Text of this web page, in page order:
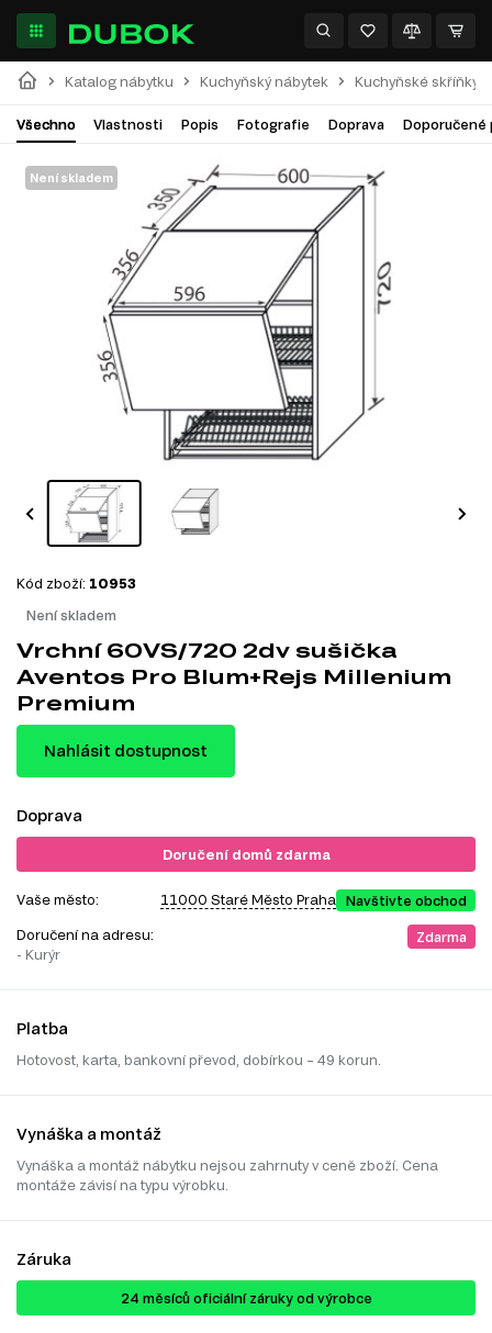
Katalog nábytku Kuchyňský nábytek Kuchyňské skříňky
Všechno Vlastnosti Popis Fotografie Doprava Doporučené
Není skladem
Není skladem
Kód zboží: 10953
Vrchní 60VS/720 2dv sušička
Aventos Pro Blum+Rejs Millenium
Premium
Nahlásit dostupnost
Doprava
Doručení domů zdarma
Vaše město: 11000 Staré Město Praha Navštivte obchod
Doručení na adresu:
- Kurýr
Zdarma
Platba
Hotovost, karta, bankovní převod, dobírkou – 49 korun.
Vynáška a montáž
Vynáška a montáž nábytku nejsou zahrnuty v ceně zboží. Cena
montáže závisí na typu výrobku.
Záruka
24 ​​​​měsíců oficiální záruky od výrobce